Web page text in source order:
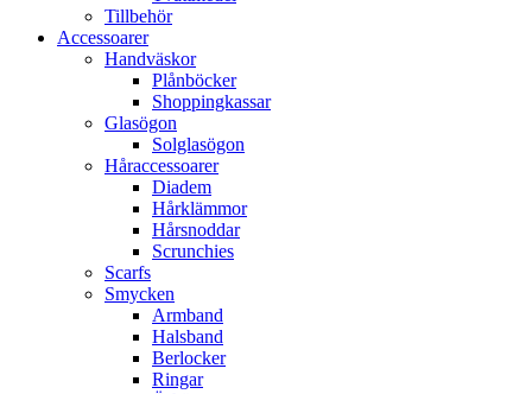
Tillbehör
Accessoarer
Handväskor
Plånböcker
Shoppingkassar
Glasögon
Solglasögon
Håraccessoarer
Diadem
Hårklämmor
Hårsnoddar
Scrunchies
Scarfs
Smycken
Armband
Halsband
Berlocker
Ringar